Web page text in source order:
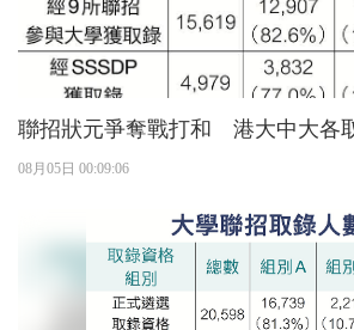
聯招狀元爭奪戰打和 港大中大各
08月05日 00:09:06